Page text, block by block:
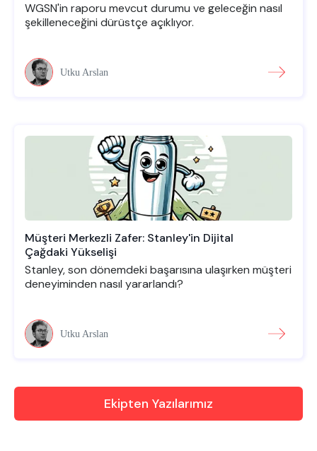
WGSN'in raporu mevcut durumu ve geleceğin nasıl
şekilleneceğini dürüstçe açıklıyor.
Utku Arslan
Müşteri Merkezli Zafer: Stanley'in Dijital
Çağdaki Yükselişi
Stanley, son dönemdeki başarısına ulaşırken müşteri
deneyiminden nasıl yararlandı?
Utku Arslan
Ekipten Yazılarımız